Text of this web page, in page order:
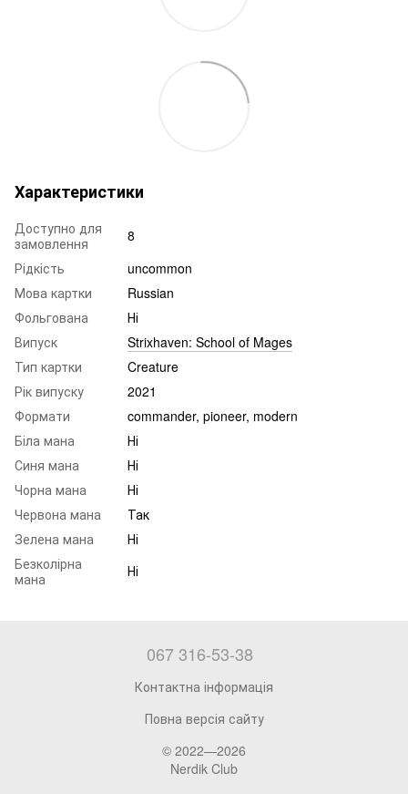
Характеристики
Доступно для
замовлення
8
Рідкість
uncommon
Мова картки
Russian
Фольгована
Ні
Випуск
Strixhaven: School of Mages
Тип картки
Creature
Рік випуску
2021
Формати
commander, pioneer, modern
Біла мана
Ні
Синя мана
Ні
Чорна мана
Ні
Червона мана
Так
Зелена мана
Ні
Безколірна
мана
Ні
067 316-53-38
Контактна інформація
Повна версія сайту
© 2022—2026
Nerdik Club